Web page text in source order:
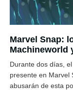
Marvel Snap:
Machineworld
Durante dos días,
presente en Marvel
abusarán de esta